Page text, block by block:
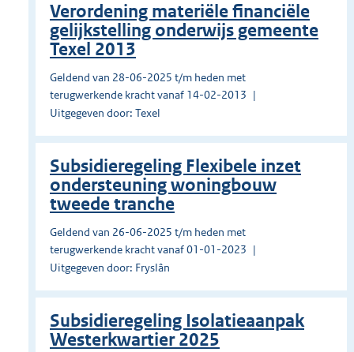
Verordening materiële financiële
gelijkstelling onderwijs gemeente
Texel 2013
Geldend van 28-06-2025 t/m heden met
terugwerkende kracht vanaf 14-02-2013
Uitgegeven door: Texel
Subsidieregeling Flexibele inzet
ondersteuning woningbouw
tweede tranche
Geldend van 26-06-2025 t/m heden met
terugwerkende kracht vanaf 01-01-2023
Uitgegeven door: Fryslân
Subsidieregeling Isolatieaanpak
Westerkwartier 2025